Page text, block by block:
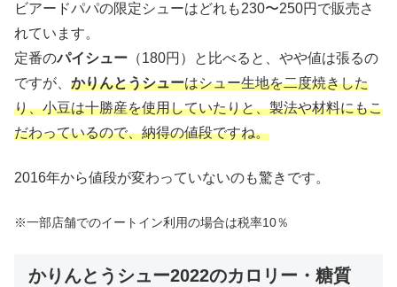
ビアードパパの限定シューはどれも230〜250円で販売さ
れています。
定番のパイシュー （180円）と比べると、やや値は張るの
ですが、 かりんとうシューはシュー生地を二度焼きした
り、小豆は十勝産を使用していたりと、製法や材料にもこ
だわっているので、納得の値段ですね。
2016年から値段が変わっていないのも驚きです。
※一部店舗でのイートイン利用の場合は税率10％
かりんとうシュー2022のカロリー・糖質